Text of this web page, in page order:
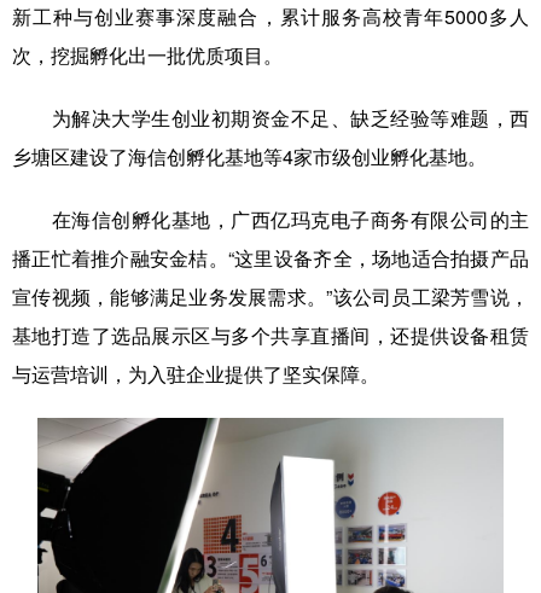
新工种与创业赛事深度融合，累计服务高校青年5000多人
次，挖掘孵化出一批优质项目。
为解决大学生创业初期资金不足、缺乏经验等难题，西
乡塘区建设了海信创孵化基地等4家市级创业孵化基地。
在海信创孵化基地，广西亿玛克电子商务有限公司的主
播正忙着推介融安金桔。“这里设备齐全，场地适合拍摄产品
宣传视频，能够满足业务发展需求。”该公司员工梁芳雪说，
基地打造了选品展示区与多个共享直播间，还提供设备租赁
与运营培训，为入驻企业提供了坚实保障。